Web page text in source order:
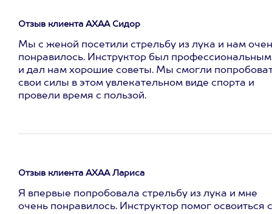
Отзыв клиента АХАА Сидор
Мы с женой посетили стрельбу из лука и нам
понравилось. Инструктор был профессиональным
и дал нам хорошие советы. Мы смогли
свои силы в этом увлекательном виде спорта и
провели время с пользой.
Отзыв клиента АХАА Лариса
Я впервые попробовала стрельбу из лука и мне
очень понравилось. Инструктор помог освоиться с